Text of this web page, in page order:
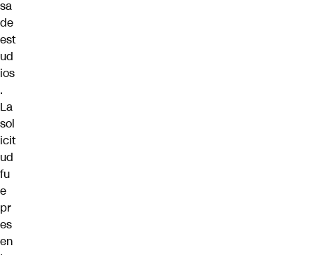
sa
de
est
ud
ios
.
La
sol
icit
ud
fu
e
pr
es
en